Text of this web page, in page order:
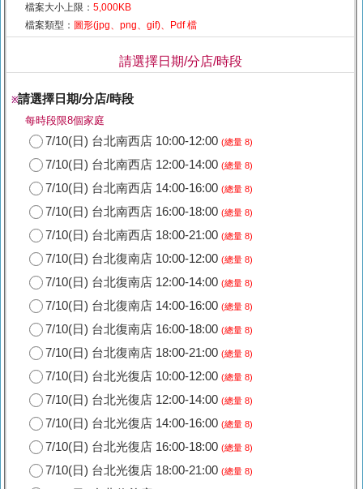
檔案大小上限： 5,000KB
檔案類型： 圖形(jpg、png、gif)、Pdf 檔
請選擇日期/分店/時段
※請選擇日期/分店/時段
每時段限8個家庭
7/10(日) 台北南西店 10:00-12:00 (總量 8)
7/10(日) 台北南西店 12:00-14:00 (總量 8)
7/10(日) 台北南西店 14:00-16:00 (總量 8)
7/10(日) 台北南西店 16:00-18:00 (總量 8)
7/10(日) 台北南西店 18:00-21:00 (總量 8)
7/10(日) 台北復南店 10:00-12:00 (總量 8)
7/10(日) 台北復南店 12:00-14:00 (總量 8)
7/10(日) 台北復南店 14:00-16:00 (總量 8)
7/10(日) 台北復南店 16:00-18:00 (總量 8)
7/10(日) 台北復南店 18:00-21:00 (總量 8)
7/10(日) 台北光復店 10:00-12:00 (總量 8)
7/10(日) 台北光復店 12:00-14:00 (總量 8)
7/10(日) 台北光復店 14:00-16:00 (總量 8)
7/10(日) 台北光復店 16:00-18:00 (總量 8)
7/10(日) 台北光復店 18:00-21:00 (總量 8)